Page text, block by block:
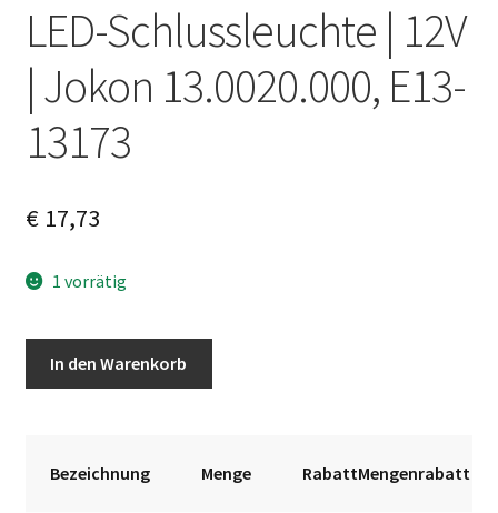
LED-Schlussleuchte | 12V
| Jokon 13.0020.000, E13-
13173
€17,73
1 vorrätig
In den Warenkorb
Bezeichnung Menge RabattMengenrabatt